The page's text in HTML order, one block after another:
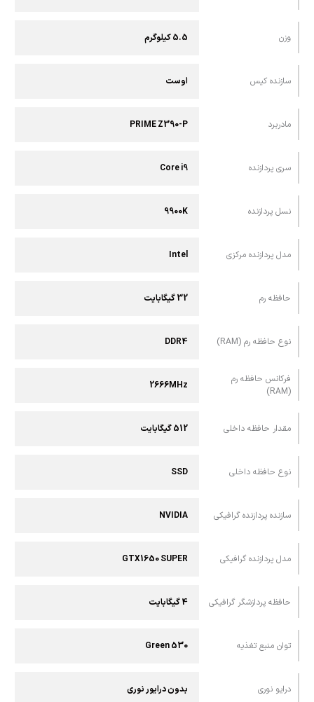
وزن 5.5 کیلوگرم
سازنده کیس اوست
مادربرد PRIME Z390-P
سری پردازنده Core i9
نسل پردازنده 9900K
مدل پردازنده مرکزی Intel
حافظه رم 32 گیگابایت
نوع حافظه رم (RAM) DDR4
فرکانس حافظه رم
(RAM)
2666MHz
مقدار حافظه داخلی 512 گیگابایت
نوع حافظه داخلی SSD
سازنده پردازنده گرافیکی NVIDIA
مدل پردازنده گرافیکی GTX1650 SUPER
حافظه پردازشگر گرافیکی 4 گیگابایت
توان منبع تغذیه Green 530
درایو نوری بدون درایور نوری